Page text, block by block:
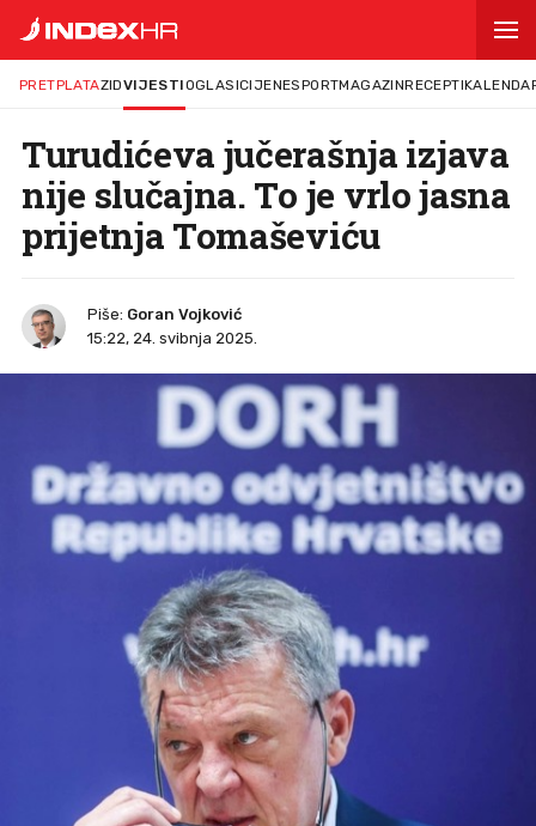
PRETPLATAZIDVIJESTIOGLASICIJENESPORTMAGAZINRECEPTI
Turudićeva jučerašnja izjava
nije slučajna. To je vrlo jasna
prijetnja Tomaševiću
Piše: Goran Vojković
15:22, 24. svibnja 2025.